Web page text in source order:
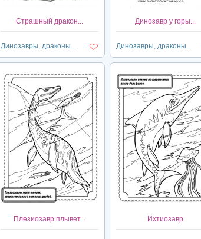
Страшный дракон...
Динозавры, драконы...
Динозавр у горы...
Динозавры, драконы...
Плезиозавр плывет... Ихтиозавр